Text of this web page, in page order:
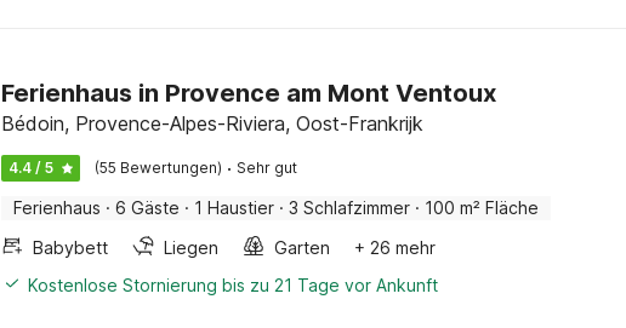
Ferienhaus in Provence am Mont Ventoux
Bédoin, Provence-Alpes-Riviera, Oost-Frankrijk
4.4 / 5 (55 Bewertungen) · Sehr gut
Ferienhaus · 6 Gäste · 1 Haustier · 3 Schlafzimmer · 100 m² Fläche
Babybett
Liegen Garten
+ 26 mehr
Kostenlose Stornierung bis zu 21 Tage vor Ankunft